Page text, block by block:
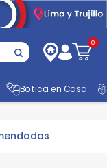
0
Botica en Casa